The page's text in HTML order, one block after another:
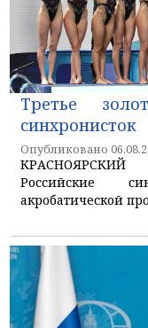
Третье
синхронисток
Опубликовано
Российские
акробатической